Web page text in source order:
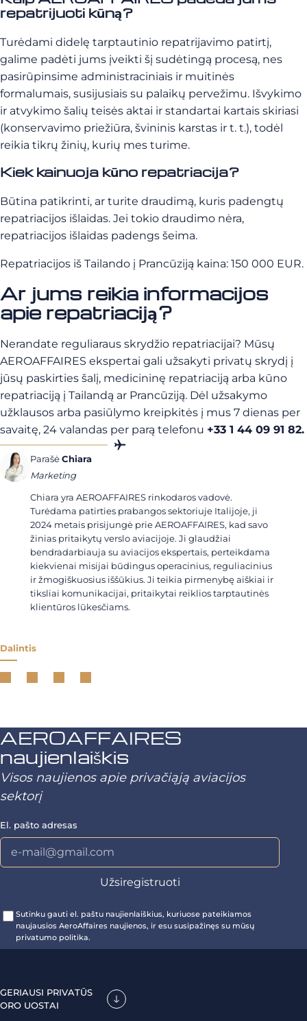
repatrijuoti kūną?
Turėdami didelę tarptautinio repatrijavimo patirtį,
galime padėti jums įveikti šį sudėtingą procesą, nes
pasirūpinsime administraciniais ir muitinės
formalumais, susijusiais su palaikų pervežimu. Išvykimo
ir atvykimo šalių teisės aktai ir standartai kartais skiriasi
(konservavimo priežiūra, švininis karstas ir t. t.), todėl
reikia tikrų žinių, kurių mes turime.
Kiek kainuoja kūno repatriacija?
Būtina patikrinti, ar turite draudimą, kuris padengtų
repatriacijos išlaidas. Jei tokio draudimo nėra,
repatriacijos išlaidas padengs šeima.
Repatriacijos iš Tailando į Prancūziją kaina: 150 000 EUR.
Ar jums reikia informacijos
apie repatriaciją?
Nerandate reguliaraus skrydžio repatriacijai? Mūsų
AEROAFFAIRES ekspertai gali užsakyti privatų skrydį į
jūsų paskirties šalį, medicininę repatriaciją arba kūno
repatriaciją į Tailandą ar Prancūziją. Dėl užsakymo
užklausos arba pasiūlymo kreipkitės į mus 7 dienas per
savaitę, 24 valandas per parą telefonu +33 1 44 09 91 82.
ParašėChiara
Marketing
Chiara yra AEROAFFAIRES rinkodaros vadovė.
Turėdama patirties prabangos sektoriuje Italijoje, ji
2024 metais prisijungė prie AEROAFFAIRES, kad savo
žinias pritaikytų verslo aviacijoje. Ji glaudžiai
bendradarbiauja su aviacijos ekspertais, perteikdama
kiekvienai misijai būdingus operacinius, reguliacinius
ir žmogiškuosius iššūkius. Ji teikia pirmenybę aiškiai ir
tiksliai komunikacijai, pritaikytai reiklios tarptautinės
klientūros lūkesčiams.
Dalintis
AEROAFFAIRES
naujienlaiškis
Visos naujienos apie privačiąją aviacijos
sektorį
El. pašto adresas
Sutinku gauti el. paštu naujienlaiškius, kuriuose pateikiamos
naujausios AeroAffaires naujienos, ir esu susipažinęs su mūsų
privatumo politika.
GERIAUSI PRIVATŪS
ORO UOSTAI